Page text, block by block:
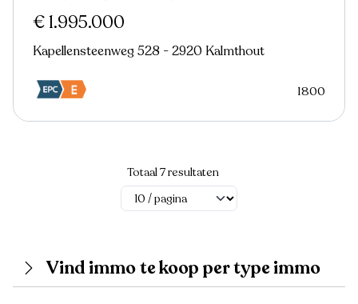
€ 1.995.000
Kapellensteenweg 528 - 2920 Kalmthout
1800
Totaal 7 resultaten
Vind immo te koop per type immo